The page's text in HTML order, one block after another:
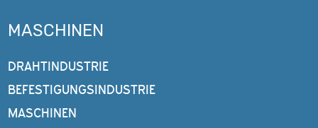
MASCHINEN
DRAHTINDUSTRIE
BEFESTIGUNGSINDUSTRIE
MASCHINEN